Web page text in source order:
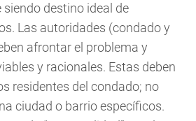
destino ideal de
Las autoridades (condado y
afrontar el problema y
y racionales. Estas deben
residentes del condado; no
ciudad o barrio específicos.